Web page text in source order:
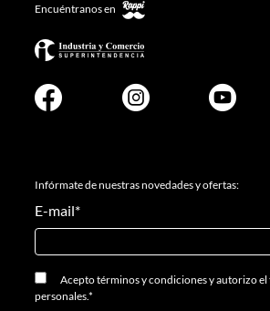
Encuéntranos en
Infórmate de nuestras novedades y ofertas:
E-mail*
Aceptotérminos y condicionesyautorizo el
personales.*